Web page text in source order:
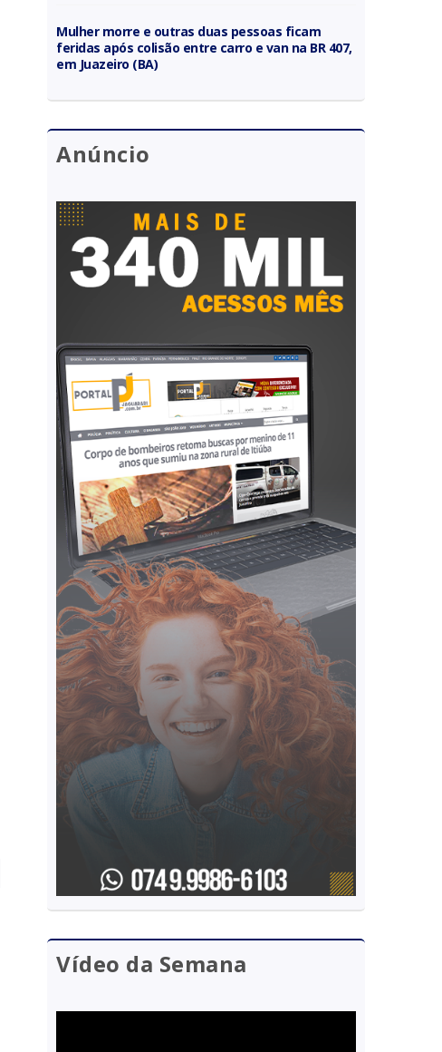
Mulher morre e outras duas pessoas ficam
feridas após colisão entre carro e van na BR 407,
em Juazeiro (BA)
Anúncio
Vídeo da Semana